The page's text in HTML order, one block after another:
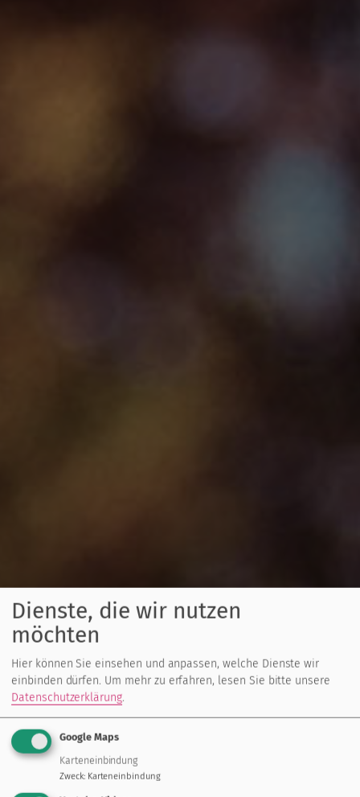
Dienste, die wir nutzen
möchten
Hier können Sie einsehen und anpassen, welche Dienste wir
einbinden dürfen. Um mehr zu erfahren, lesen Sie bitte unsere
Datenschutzerklärung.
Google Maps
Karteneinbindung
Zweck: Karteneinbindung